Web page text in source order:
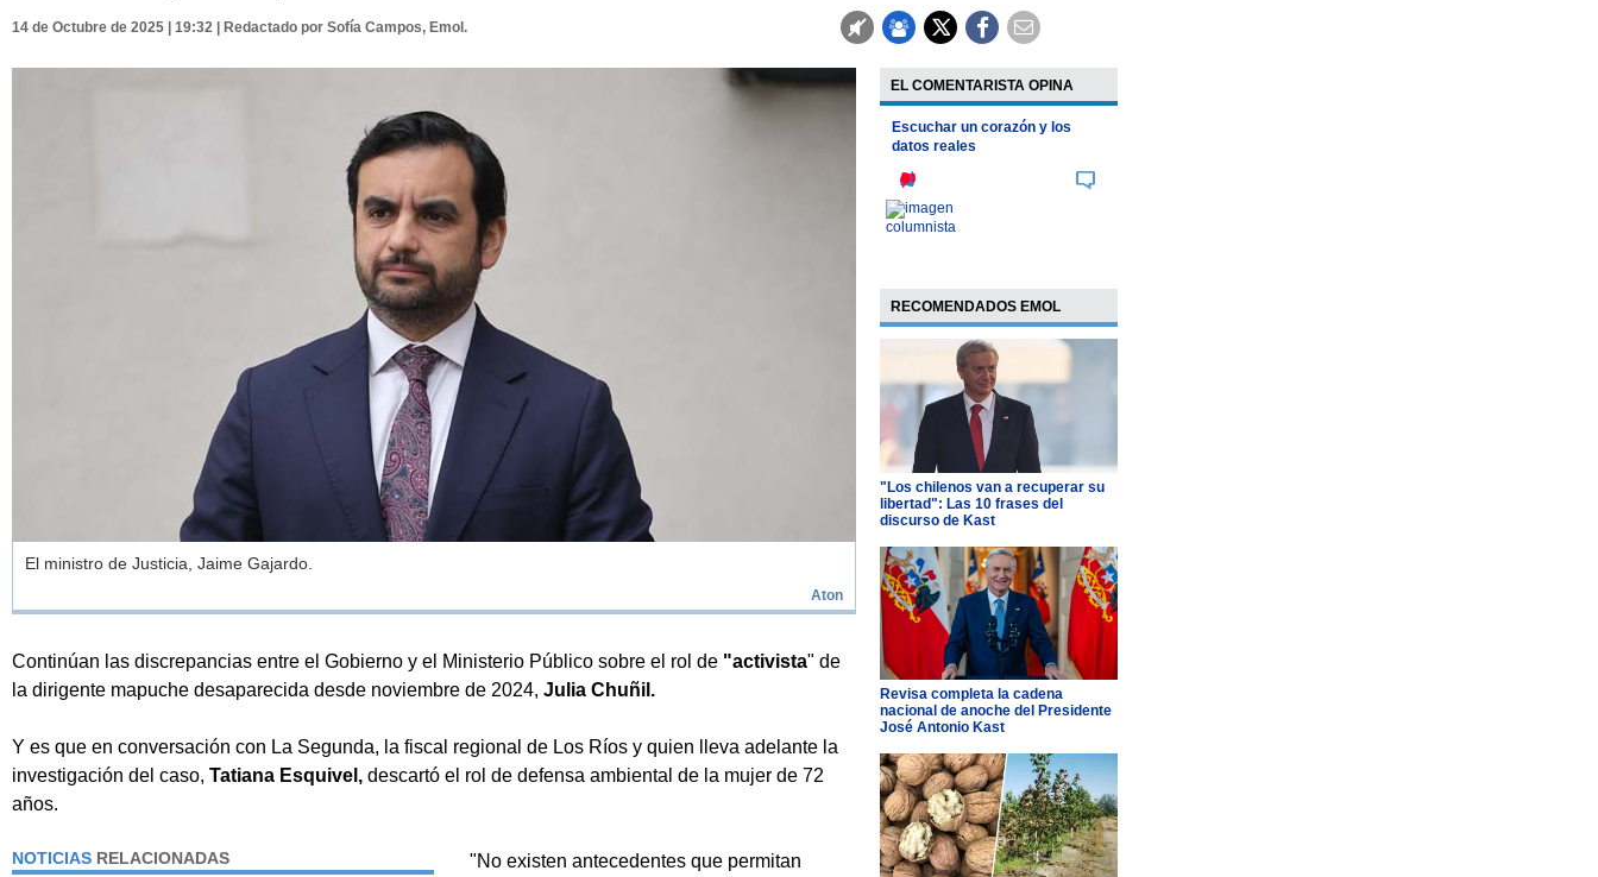
14 de Octubre de 2025 | 19:32 | Redactado por Sofía Campos, Emol.
El ministro de Justicia, Jaime Gajardo.
Aton
Continúan las discrepancias entre el Gobierno y el Ministerio Público sobre el rol de "activista" de
la dirigente mapuche desaparecida desde noviembre de 2024, Julia Chuñil.
Y es que en conversación con La Segunda, la fiscal regional de Los Ríos y quien lleva adelante la
investigación del caso, Tatiana Esquivel, descartó el rol de defensa ambiental de la mujer de 72
años.
NOTICIAS RELACIONADAS
"No existen antecedentes que permitan
EL COMENTARISTA OPINA
Escuchar un corazón y los
datos reales
RECOMENDADOS EMOL
"Los chilenos van a recuperar su
libertad": Las 10 frases del
discurso de Kast
Revisa completa la cadena
nacional de anoche del Presidente
José Antonio Kast